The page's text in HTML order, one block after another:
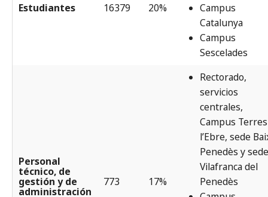
Estudiantes 16379 20%
Campus
Catalunya
Campus
Sescelades
Personal
técnico, de
gestión y de
administración
773 17%
Rectorado,
servicios
centrales,
Campus
l’Ebre, sede
Penedès y
Vilafranca del
Penedès